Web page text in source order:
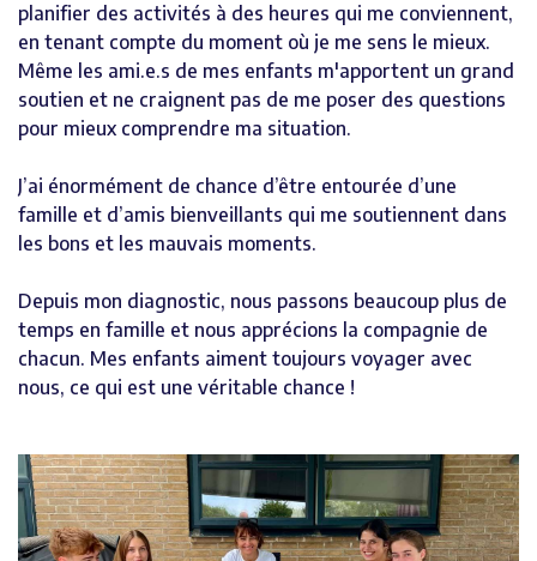
planifier des activités à des heures qui me conviennent,
en tenant compte du moment où je me sens le mieux.
Même les ami.e.s de mes enfants m'apportent un grand
soutien et ne craignent pas de me poser des questions
pour mieux comprendre ma situation.
J’ai énormément de chance d’être entourée d’une
famille et d’amis bienveillants qui me soutiennent dans
les bons et les mauvais moments.
Depuis mon diagnostic, nous passons beaucoup plus de
temps en famille et nous apprécions la compagnie de
chacun. Mes enfants aiment toujours voyager avec
nous, ce qui est une véritable chance !